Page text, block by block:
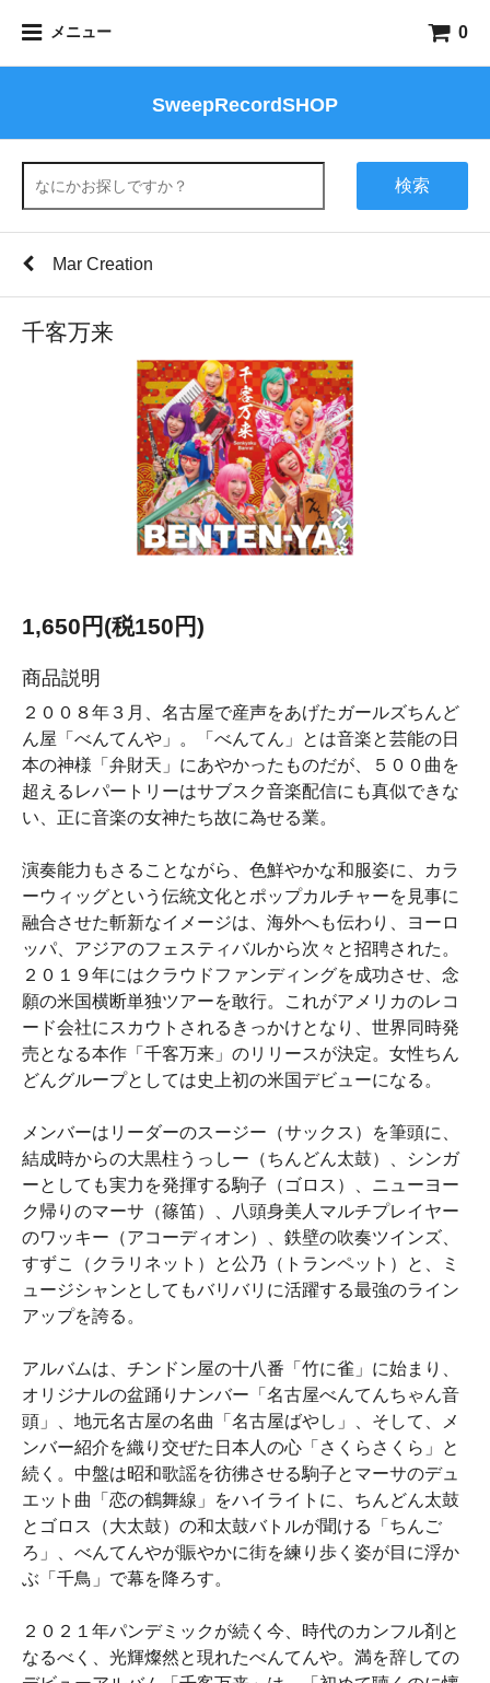
メニュー 0
SweepRecordSHOP
検索
Mar Creation
千客万来
1,650円(税150円)
商品説明
２００８年３月、名古屋で産声をあげたガールズちんど
ん屋「べんてんや」。「べんてん」とは音楽と芸能の日
本の神様「弁財天」にあやかったものだが、５００曲を
超えるレパートリーはサブスク音楽配信にも真似できな
い、正に音楽の女神たち故に為せる業。
演奏能力もさることながら、色鮮やかな和服姿に、カラ
ーウィッグという伝統文化とポップカルチャーを見事に
融合させた斬新なイメージは、海外へも伝わり、ヨーロ
ッパ、アジアのフェスティバルから次々と招聘された。
２０１９年にはクラウドファンディングを成功させ、念
願の米国横断単独ツアーを敢行。これがアメリカのレコ
ード会社にスカウトされるきっかけとなり、世界同時発
売となる本作「千客万来」のリリースが決定。女性ちん
どんグループとしては史上初の米国デビューになる。
メンバーはリーダーのスージー（サックス）を筆頭に、
結成時からの大黒柱うっしー（ちんどん太鼓）、シンガ
ーとしても実力を発揮する駒子（ゴロス）、ニューヨー
ク帰りのマーサ（篠笛）、八頭身美人マルチプレイヤー
のワッキー（アコーディオン）、鉄壁の吹奏ツインズ、
すずこ（クラリネット）と公乃（トランペット）と、ミ
ュージシャンとしてもバリバリに活躍する最強のライン
アップを誇る。
アルバムは、チンドン屋の十八番「竹に雀」に始まり、
オリジナルの盆踊りナンバー「名古屋べんてんちゃん音
頭」、地元名古屋の名曲「名古屋ばやし」、そして、メ
ンバー紹介を織り交ぜた日本人の心「さくらさくら」と
続く。中盤は昭和歌謡を彷彿させる駒子とマーサのデュ
エット曲「恋の鶴舞線」をハイライトに、ちんどん太鼓
とゴロス（大太鼓）の和太鼓バトルが聞ける「ちんご
ろ」、べんてんやが賑やかに街を練り歩く姿が目に浮か
ぶ「千鳥」で幕を降ろす。
２０２１年パンデミックが続く今、時代のカンフル剤と
なるべく、光輝燦然と現れたべんてんや。満を辞しての